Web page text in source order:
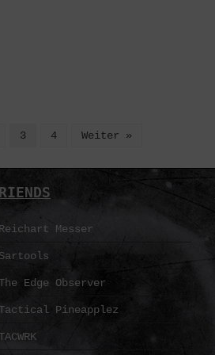
3 4 Weiter »
Reichart Messer
Sartools
Edge Observer
Pineapplez
TACWRK